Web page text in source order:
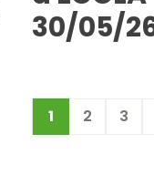
30/05/
1 2 3